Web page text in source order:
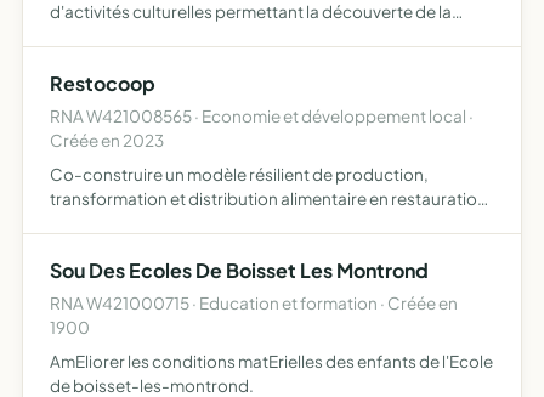
d'activités culturelles permettant la découverte de la
Restocoop
RNA W421008565 · Economie et développement local ·
Créée en 2023
Co-construire un modèle résilient de production,
transformation et distribution alimentaire en restauration
Sou Des Ecoles De Boisset Les Montrond
RNA W421000715 · Education et formation · Créée en
1900
AmEliorer les conditions matErielles des enfants de l'Ecole
de boisset-les-montrond.